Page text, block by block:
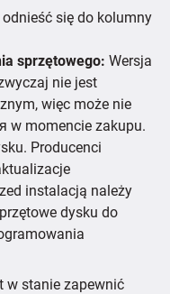
się do kolumny
sprzętowego: Wersja
nie jest
więc może nie
w momencie zakupu.
Producenci
instalacją należy
dysku do
w stanie zapewnić